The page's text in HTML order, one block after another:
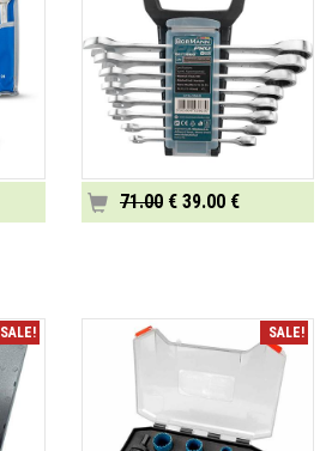
71.00 € 39.00 €
SALE! SALE!